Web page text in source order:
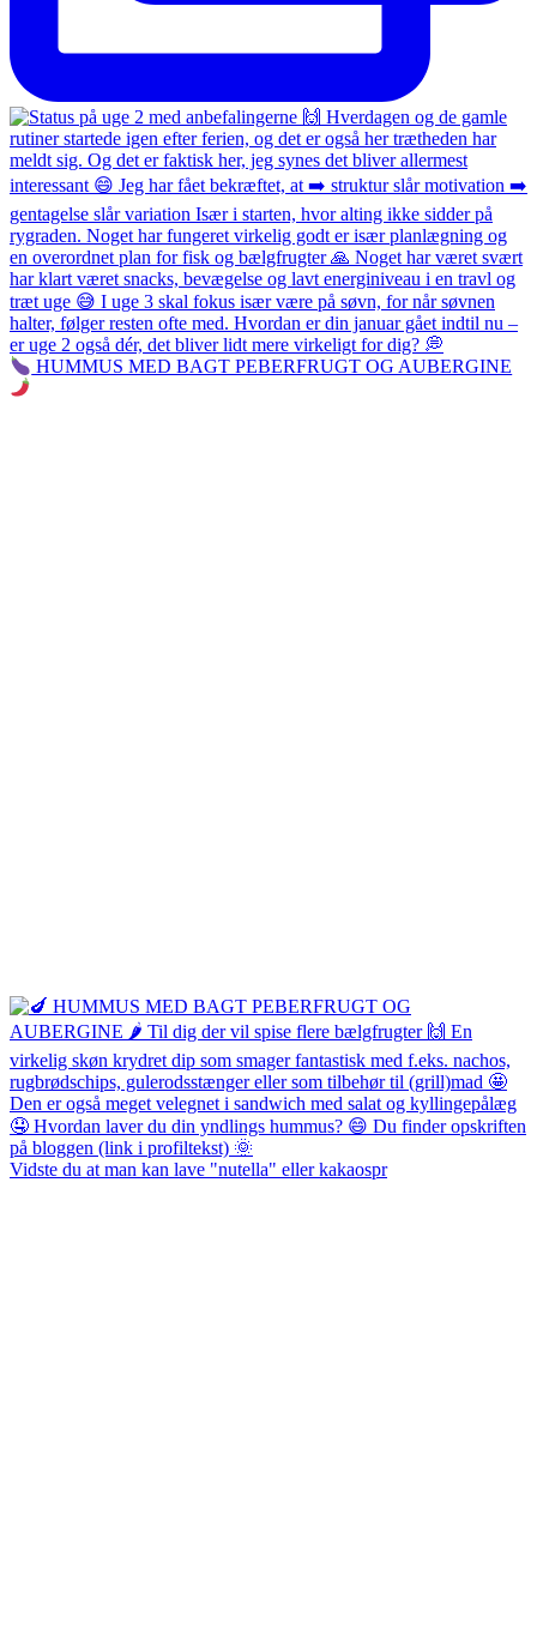
HUMMUS MED BAGT PEBERFRUGT OG AUBERGINE
Vidste du at man kan lave "nutella" eller kakaospr